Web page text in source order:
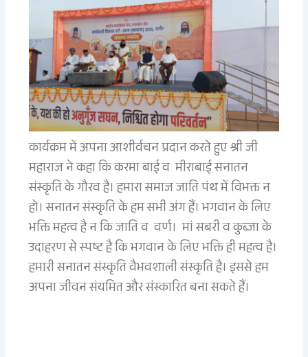
कार्यक्रम में अपना आशीर्वचन प्रदान करते हुए श्री जी
महाराज ने कहा कि करमा बाई व मीराबाई सनातन
संस्कृति के गौरव है। हमारा समाज जाति पंथ में विभक्त न
हो। सनातन संस्कृति के हम सभी अंग हैं। भगवान के लिए
भक्ति महत्व है न कि जाति व वर्ण। मां सबरी व कुब्जा के
उदाहरण से स्पष्ट है कि भगवान के लिए भक्ति ही महत्व है।
हमारी सनातन संस्कृति वैभवशाली संस्कृति है। इससे हम
अपना जीवन संयमित और संस्कारित बना सकते हैं।